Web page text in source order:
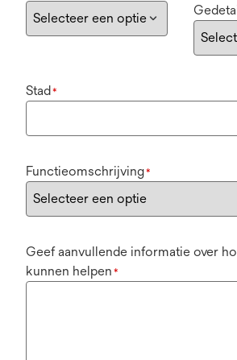
Stad*
Functieomschrijving*
Geef aanvullende informatie over
kunnen helpen *